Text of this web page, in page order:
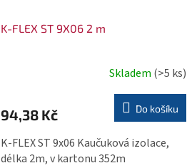
K-FLEX ST 9X06 2 m
Skladem (>5 ks)
94,38 Kč Do košíku
K-FLEX ST 9x06 Kaučuková izolace,
délka 2m, v kartonu 352m